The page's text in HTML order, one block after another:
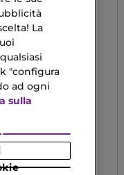
€
La
"configura
ad ogni
sulla